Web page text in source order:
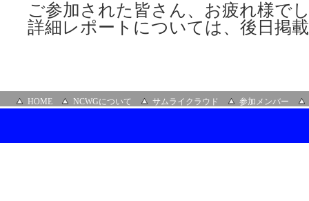
ご参加された皆さん、お疲れ様で
詳細レポートについては、後日掲
HOME NCWGについて サムライクラウド 参加メンバー